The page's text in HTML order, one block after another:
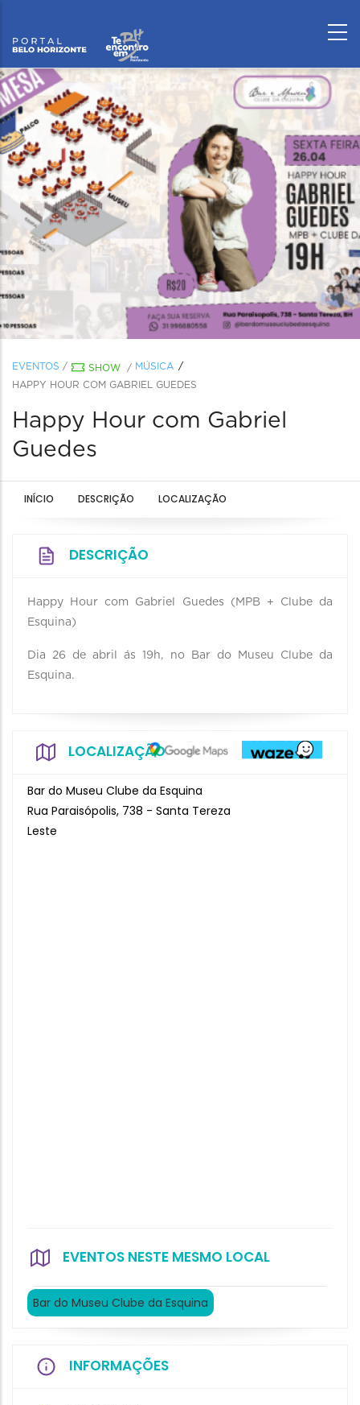
EVENTOS / SHOW / MÚSICA
HAPPY HOUR COM GABRIEL GUEDES
Happy Hour com Gabriel
Guedes
INÍCIO DESCRIÇÃO LOCALIZAÇÃO
DESCRIÇÃO
Happy Hour com Gabriel Guedes (MPB + Clube da
Esquina)
Dia 26 de abril ás 19h, no Bar do Museu Clube da
Esquina.
LOCALIZAÇÃO
Bar do Museu Clube da Esquina
Rua Paraisópolis, 738 - Santa Tereza
Leste
EVENTOS NESTE MESMO LOCAL
Bar do Museu Clube da Esquina
INFORMAÇÕES